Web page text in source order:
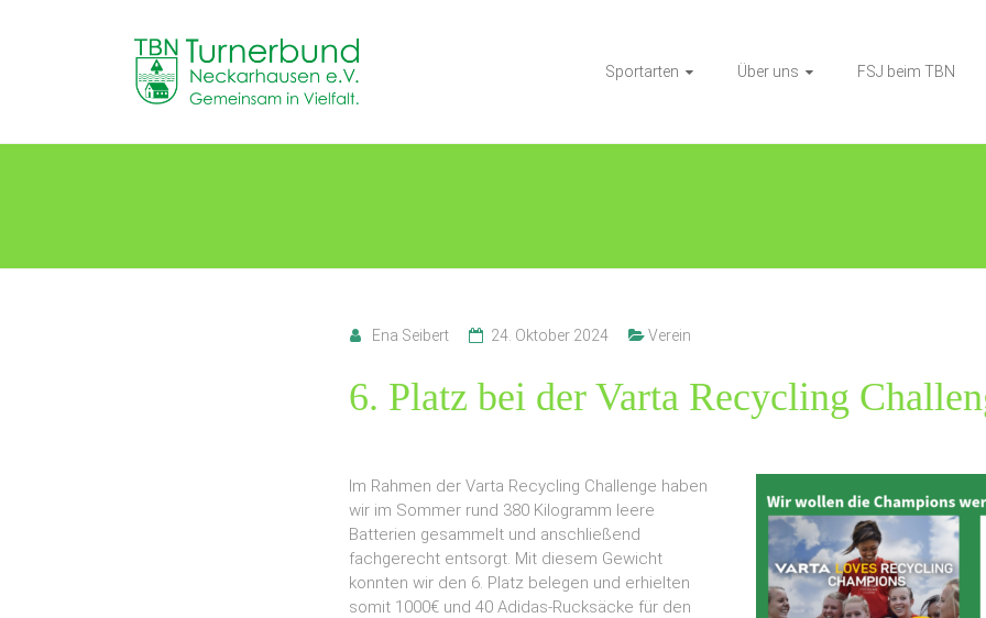
TB
Neckarhausen
in
Sportarten Über uns FSJ beim TBN
Ena Seibert 24. Oktober 2024 Verein
6. Platz bei der Varta Recycling
Im Rahmen der Varta Recycling Challenge haben
wir im Sommer rund 380 Kilogramm leere
Batterien gesammelt und anschließend
fachgerecht entsorgt. Mit diesem Gewicht
konnten wir den 6. Platz belegen und erhielten
somit 1000€ und 40 Adidas-Rucksäcke für den